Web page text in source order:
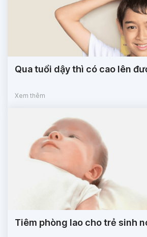
Qua tuổi dậy thì có cao lên
Xem thêm
Tiêm phòng lao cho trẻ sinh